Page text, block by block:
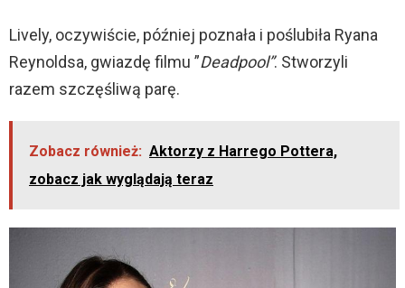
Lively, oczywiście, później poznała i poślubiła Ryana
Reynoldsa, gwiazdę filmu ”Deadpool”. Stworzyli
razem szczęśliwą parę.
Zobacz również: Aktorzy z Harrego Pottera,
zobacz jak wyglądają teraz